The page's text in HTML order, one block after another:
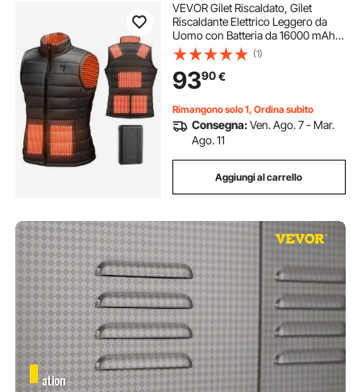
VEVOR Gilet Riscaldato, Gilet
Riscaldante Elettrico Leggero da
Uomo con Batteria da 16000 mAh,
8 Zone di Riscaldamento, con 3
Livelli, per Escursionismo,
Campeggio, Pesca, Sci, Taglia XL
(1)
9390€
Rimangono solo 1, Ordina subito
Consegna:Ven. Ago. 7 - Mar.
Ago. 11
Aggiungi al carrello